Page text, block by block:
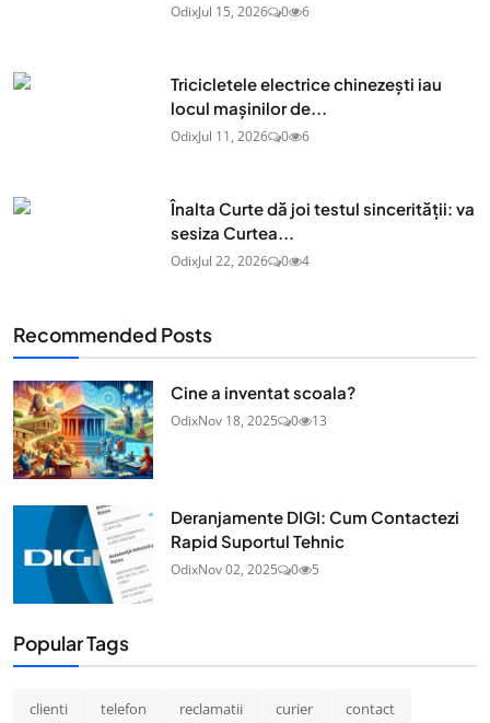
OdixJul 15, 2026 0 6
Tricicletele electrice chinezești iau
locul mașinilor de...
OdixJul 11, 2026 0 6
Înalta Curte dă joi testul sincerității: va
sesiza Curtea...
OdixJul 22, 2026 0 4
Recommended Posts
Cine a inventat scoala?
OdixNov 18, 2025 0 13
Deranjamente DIGI: Cum Contactezi
Rapid Suportul Tehnic
OdixNov 02, 2025 0 5
Popular Tags
clienti telefon reclamatii curier contact